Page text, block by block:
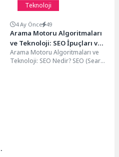
Teknoloji
4 Ay Önce 49
Arama Motoru Algoritmaları
ve Teknoloji: SEO İpuçları ve
Stratejileri
Arama Motoru Algoritmaları ve
Teknoloji: SEO Nedir? SEO (Search